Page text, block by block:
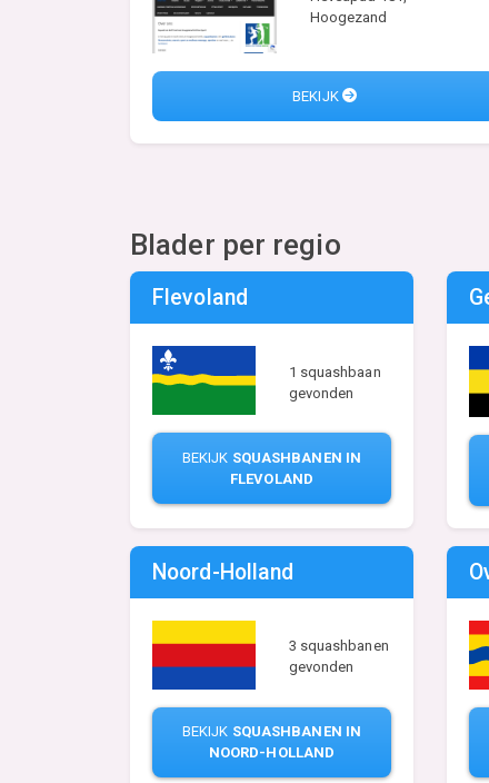
Hoogezand
BEKIJK
Blader per regio
Flevoland
1 squashbaan
gevonden
BEKIJK SQUASHBANEN IN
FLEVOLAND
Noord-Holland
3 squashbanen
gevonden
BEKIJK SQUASHBANEN IN
NOORD-HOLLAND